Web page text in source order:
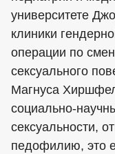
университете
клиники
операции по
сексуального
Магнуса
социально-
сексуальности,
педофилию, это